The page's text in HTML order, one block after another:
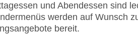
und Abendessen sind
werden auf Wunsch
bereit.